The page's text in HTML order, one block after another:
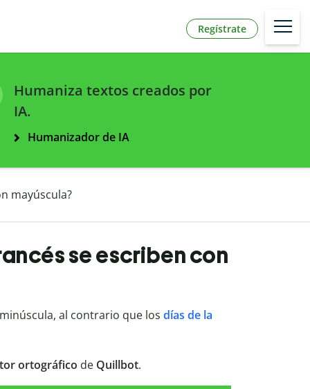
Regístrate
Humaniza textos creados por
IA.
Humanizador de IA
mayúscula?
se escriben con
al contrario que los días de la
ortográfico de Quillbot.